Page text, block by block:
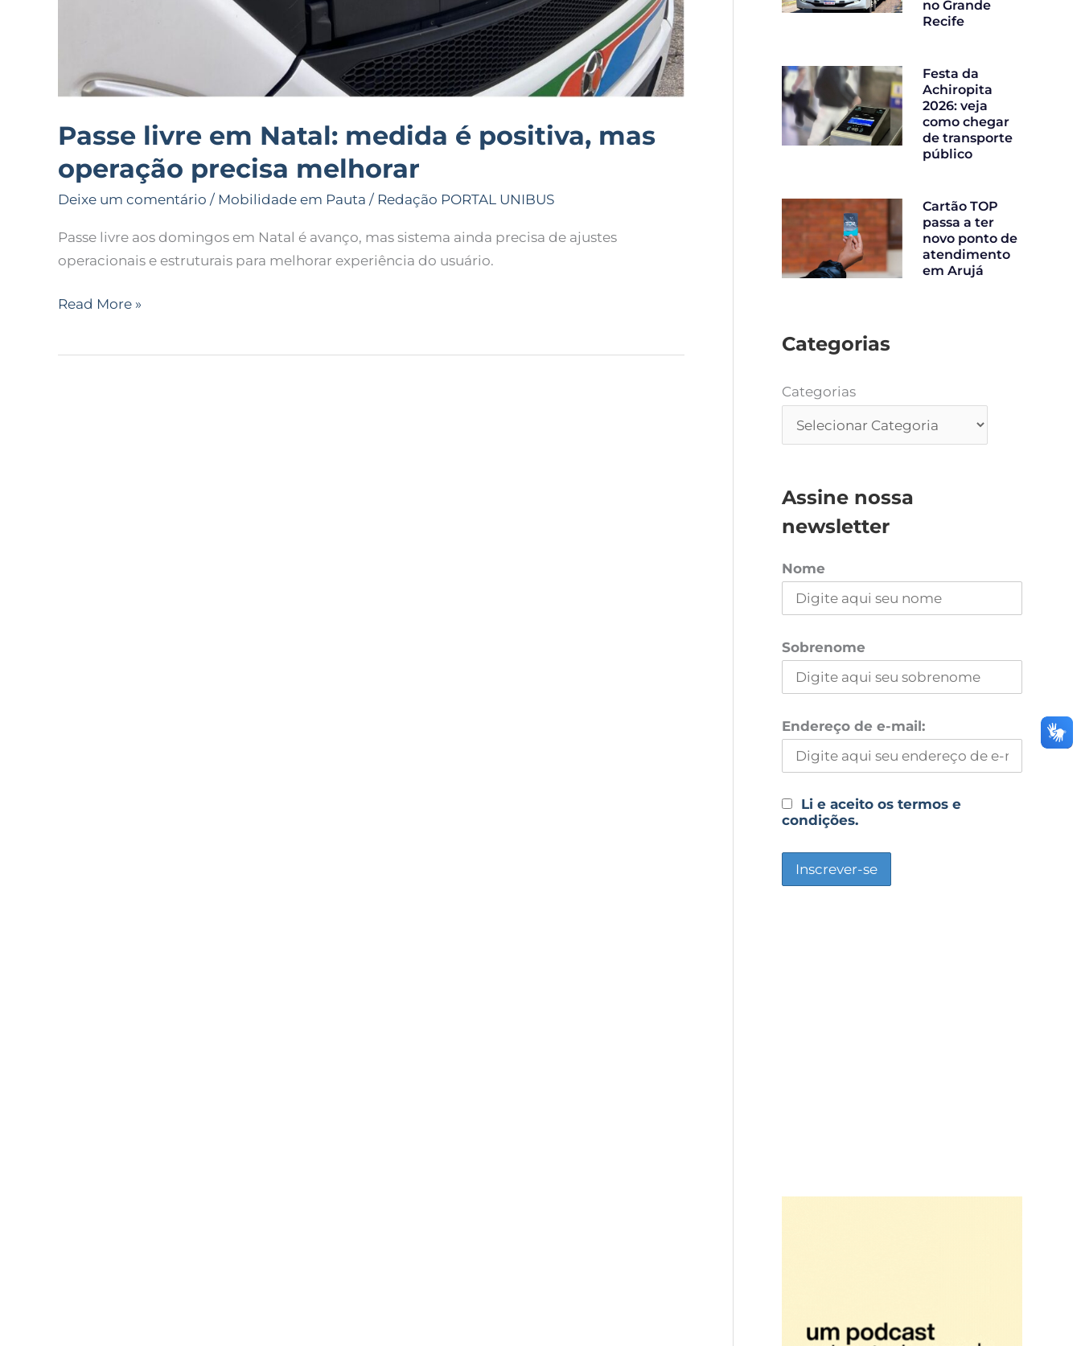
Passe livre em Natal: medida é positiva, mas
operação precisa melhorar
Deixe um comentário / Mobilidade em Pauta / Redação PORTAL UNIBUS
Passe livre aos domingos em Natal é avanço, mas sistema ainda precisa de ajustes
operacionais e estruturais para melhorar experiência do usuário.
Read More »
no Grande
Recife
Festa da
Achiropita
2026: veja
como chegar
de transporte
público
Cartão TOP
passa a ter
novo ponto de
atendimento
em Arujá
Categorias
Categorias
Assine nossa
newsletter
Nome
Sobrenome
Endereço de e-mail:
Li e aceito os termos e
condições.